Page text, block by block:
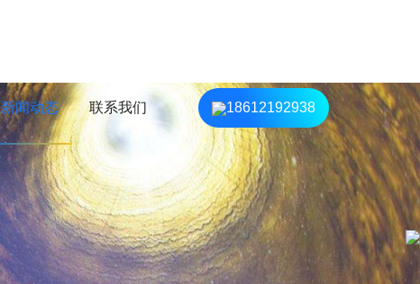
18612192938
新闻动态 联系我们